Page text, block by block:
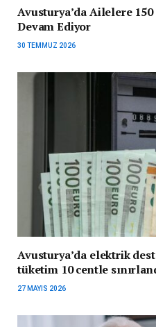
Avusturya’da Ailelere
Devam Ediyor
30 TEMMUZ 2026
Avusturya’da elektrik
tüketim 10 centle
27 MAYIS 2026